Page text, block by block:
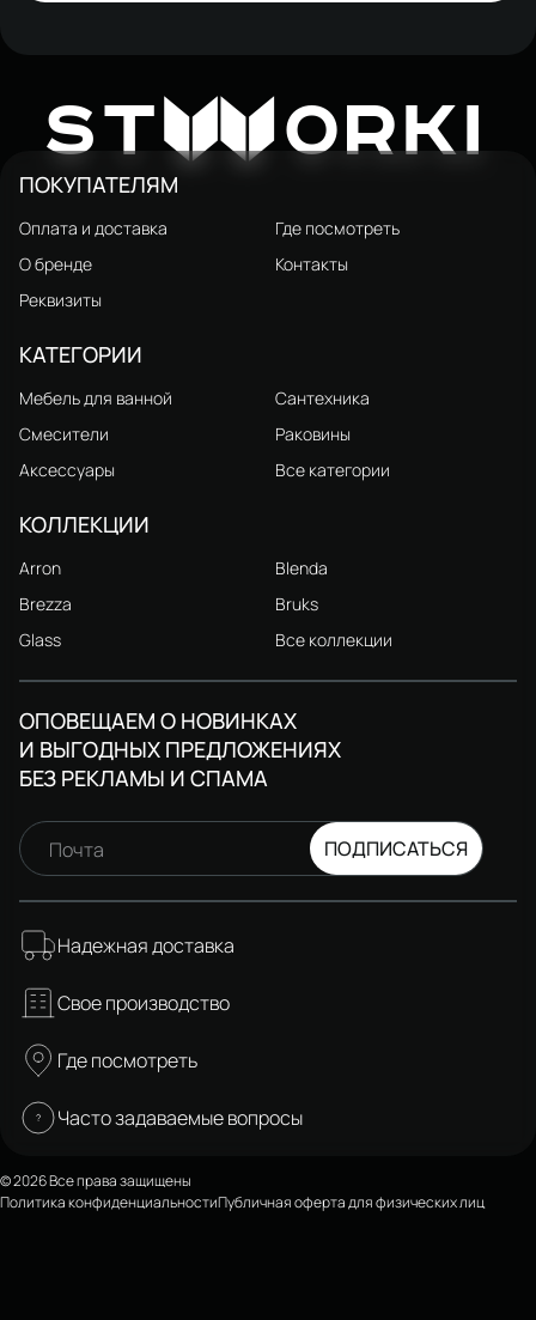
STW ORKI
ПОКУПАТЕЛЯМ
Оплата и доставка
Где посмотреть
О бренде
Контакты
Реквизиты
КАТЕГОРИИ
Мебель для ванной
Сантехника
Смесители
Раковины
Аксессуары
Все категории
КОЛЛЕКЦИИ
Arron
Blenda
Brezza
Bruks
Glass
Все коллекции
ОПОВЕЩАЕМ О НОВИНКАХ
И ВЫГОДНЫХ ПРЕДЛОЖЕНИЯХ
БЕЗ РЕКЛАМЫ И СПАМА
Почта ПОДПИСАТЬСЯ
Надежная доставка
Свое производство
Где посмотреть
Часто задаваемые вопросы
© 2026 Все права защищены
Политика конфиденциальностиПубличная оферта для физических лиц